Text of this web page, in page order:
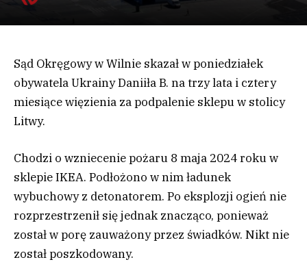
Sąd Okręgowy w Wilnie skazał w poniedziałek
obywatela Ukrainy Daniiła B. na trzy lata i cztery
miesiące więzienia za podpalenie sklepu w stolicy
Litwy.
Chodzi o wzniecenie pożaru 8 maja 2024 roku w
sklepie IKEA. Podłożono w nim ładunek
wybuchowy z detonatorem. Po eksplozji ogień nie
rozprzestrzenił się jednak znacząco, ponieważ
został w porę zauważony przez świadków. Nikt nie
został poszkodowany.